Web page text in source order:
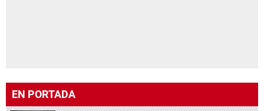
EN PORTADA